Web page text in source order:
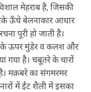
मेहराब है, जिसकी
ऊँचे बेलनाकार आधार
पूरी हो जाती है।
के ऊपर मुंडेर व कलश और
गया है। चबूतरे के चारों
मक़बरे का संगमरमर
में ईंट शैली में इसका